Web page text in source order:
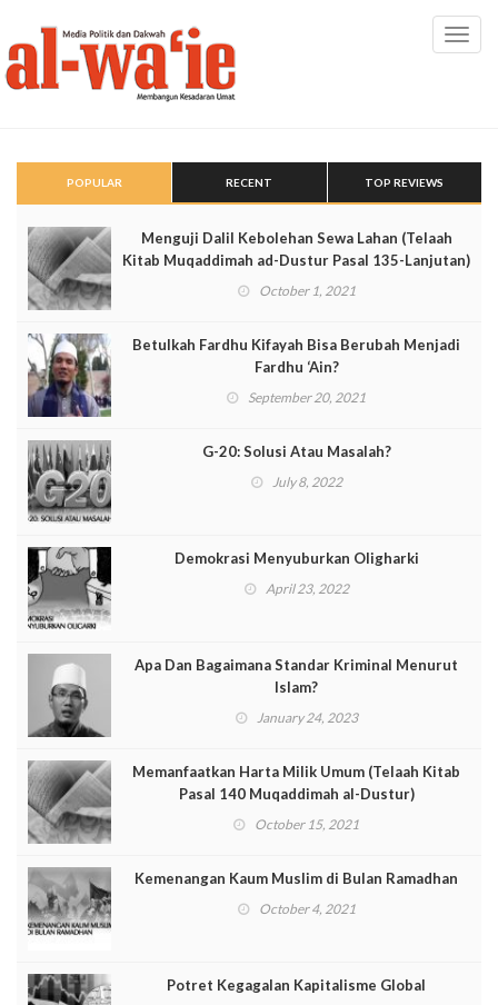
POPULAR RECENT TOP REVIEWS
Menguji Dalil Kebolehan Sewa Lahan (Telaah
Kitab Muqaddimah ad-Dustur Pasal 135-Lanjutan)
October 1, 2021
Betulkah Fardhu Kifayah Bisa Berubah Menjadi
Fardhu ‘Ain?
September 20, 2021
G-20: Solusi Atau Masalah?
July 8, 2022
Demokrasi Menyuburkan Oligharki
April 23, 2022
Apa Dan Bagaimana Standar Kriminal Menurut
Islam?
January 24, 2023
Memanfaatkan Harta Milik Umum (Telaah Kitab
Pasal 140 Muqaddimah al-Dustur)
October 15, 2021
Kemenangan Kaum Muslim di Bulan Ramadhan
October 4, 2021
Potret Kegagalan Kapitalisme Global